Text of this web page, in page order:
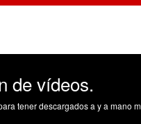
de vídeos.